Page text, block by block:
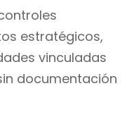
estratégicos,
vinculadas
documentación